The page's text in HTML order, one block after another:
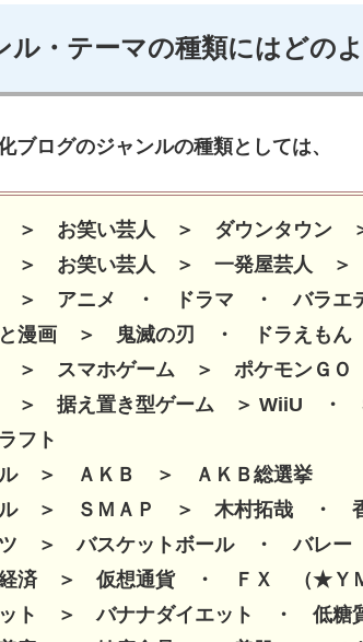
ル・テーマの種類にはどの
ブログのジャンルの種類としては、
＞ お笑い芸人 ＞ ダウンタウン
＞ お笑い芸人 ＞ 一発屋芸人 ＞
＞ アニメ ・ ドラマ ・ バラエ
と漫画 ＞ 鬼滅の刃 ・ ドラえも
＞ スマホゲーム ＞ ポケモンＧ
＞ 据え置き型ゲーム ＞ WiiU
フト
ル ＞ ＡＫＢ ＞ ＡＫＢ総選挙
ル ＞ ＳＭＡＰ ＞ 木村拓哉 ・
ツ ＞ バスケットボール ・ バレ
経済 ＞ 仮想通貨 ・ ＦＸ （★ＹＭ
ット ＞ バナナダイエット ・ 低糖